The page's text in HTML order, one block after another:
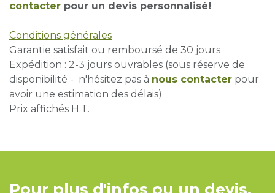
contacter pour un devis personnalisé!
Conditions générales
Garantie satisfait ou remboursé de 30 jours
Expédition : 2-3 jours ouvrables (sous réserve de
disponibilité - n'hésitez pas à nous contacter pour
avoir une estimation des délais)
Prix affichés H.T.